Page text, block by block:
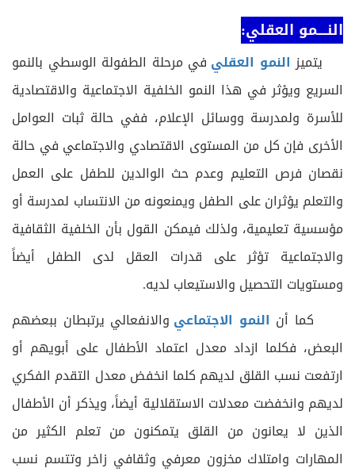
النــــمو العقلي:
يتميز النمو العقلي في مرحلة الطفولة الوسطي بالنمو
السريع ويؤثر في هذا النمو الخلفية الاجتماعية والاقتصادية
للأسرة ولمدرسة ووسائل الإعلام، ففي حالة ثبات العوامل
الأخرى فإن كل من المستوى الاقتصادي والاجتماعي في حالة
نقصان فرص التعليم وعدم حث الوالدين للطفل على العمل
والتعلم يؤثران على الطفل ويمنعونه من الانتساب لمدرسة أو
مؤسسية تعليمية، ولذلك فيمكن القول بأن الخلفية الثقافية
والاجتماعية تؤثر على قدرات العقل لدى الطفل أيضاً
ومستويات التحصيل والاستيعاب لديه.
كما أن النمو الاجتماعي والانفعالي يرتبطان ببعضهم
البعض، فكلما ازداد معدل اعتماد الأطفال على أبويهم أو
ارتفعت نسب القلق لديهم كلما انخفض معدل التقدم الفكري
لديهم وانخفضت معدلات الاستقلالية أيضاً، ويذكر أن الأطفال
الذين لا يعانون من القلق يتمكنون من تعلم الكثير من
المهارات وامتلاك مخزون معرفي وثقافي زاخر وتتسم نسب